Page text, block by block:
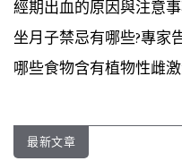
經期出血的原因與注意
坐月子禁忌有哪些?專家
哪些食物含有植物性雌
最新文章